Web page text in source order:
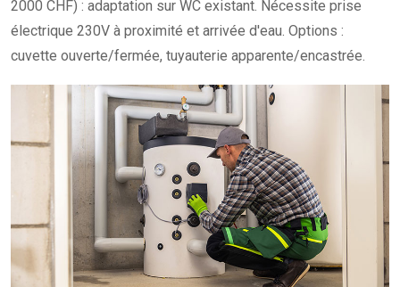
2000 CHF) : adaptation sur WC existant. Nécessite prise
électrique 230V à proximité et arrivée d'eau. Options :
cuvette ouverte/fermée, tuyauterie apparente/encastrée.